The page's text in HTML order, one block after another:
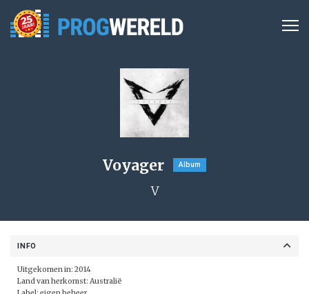
Voyager Album
V
INFO
Uitgekomen in: 2014
Land van herkomst: Australië